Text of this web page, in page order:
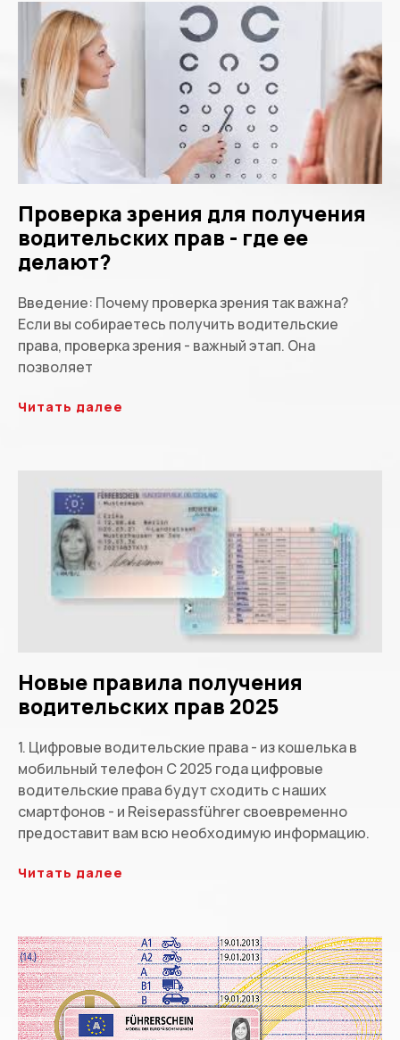
Проверка зрения для получения
водительских прав - где ее
делают?
Введение: Почему проверка зрения так важна?
Если вы собираетесь получить водительские
права, проверка зрения - важный этап. Она
позволяет
Читать далее
Новые правила получения
водительских прав 2025
1. Цифровые водительские права - из кошелька в
мобильный телефон С 2025 года цифровые
водительские права будут сходить с наших
смартфонов - и Reisepassführer своевременно
предоставит вам всю необходимую информацию.
Читать далее